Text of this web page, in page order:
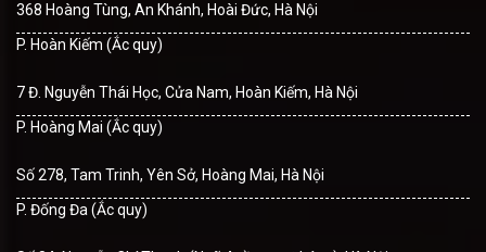
368 Hoàng Tùng, An Khánh, Hoài Đức, Hà Nội
P. Hoàn Kiếm (Ắc quy)
7 Đ. Nguyễn Thái Học, Cửa Nam, Hoàn Kiếm, Hà Nội
P. Hoàng Mai (Ắc quy)
Số 278, Tam Trinh, Yên Sở, Hoàng Mai, Hà Nội
P. Đống Đa (Ắc quy)